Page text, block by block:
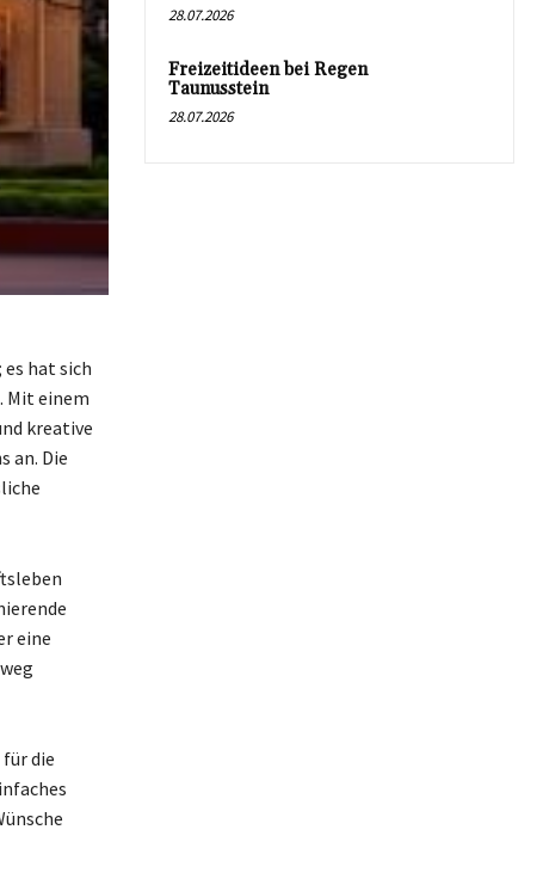
hat sich
Mit einem
kreative
an. Die
eine
die
28.07.2026
Freizeitideen bei Regen
Taunusstein
28.07.2026